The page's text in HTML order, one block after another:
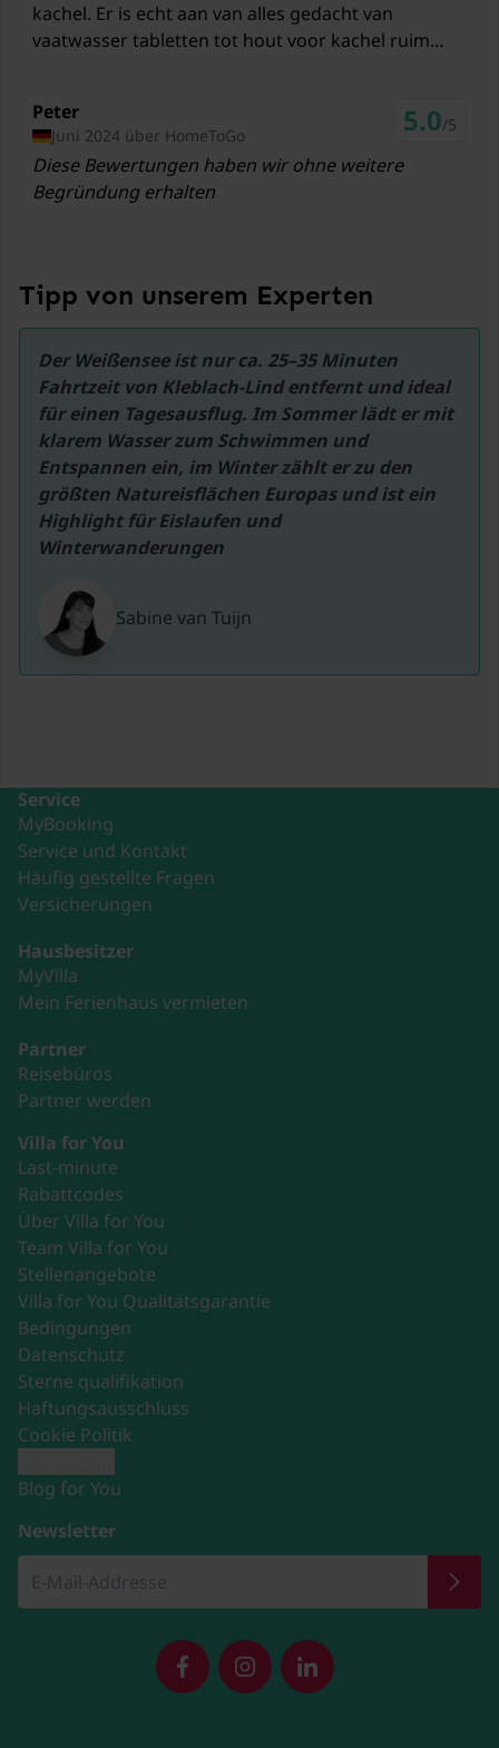
Skilift Weissbriach (Gitschtal)
27,7 km
40,7 km
Skilift Ankogel
45,3 km
Skilift Nassfeld
47,3 km
Skilift Bad Kleinkirchheim
47,5 km
kachel. Er is echt aan van alles gedacht van
vaatwasser tabletten tot hout voor kachel ruim
huis.
Peter
Juni 2024 über HomeToGo 5.0/5
Diese Bewertungen haben wir ohne weitere
Begründung erhalten
Tipp von unserem Experten
Der Weißensee ist nur ca. 25–35 Minuten
Fahrtzeit von Kleblach-Lind entfernt und ideal
für einen Tagesausflug. Im Sommer lädt er mit
klarem Wasser zum Schwimmen und
Entspannen ein, im Winter zählt er zu den
größten Natureisflächen Europas und ist ein
Highlight für Eislaufen und
Winterwanderungen
Sabine van Tuijn
Service
MyBooking
Service und Kontakt
Häufig gestellte Fragen
Versicherungen
Hausbesitzer
MyVilla
Mein Ferienhaus vermieten
Partner
Reisebüros
Partner werden
Villa for You
Last-minute
Rabattcodes
Über Villa for You
Team Villa for You
Stellenangebote
Villa for You Qualitätsgarantie
Bedingungen
Datenschutz
Sterne qualifikation
Haftungsausschluss
Cookie Politik
Blog for You
Newsletter